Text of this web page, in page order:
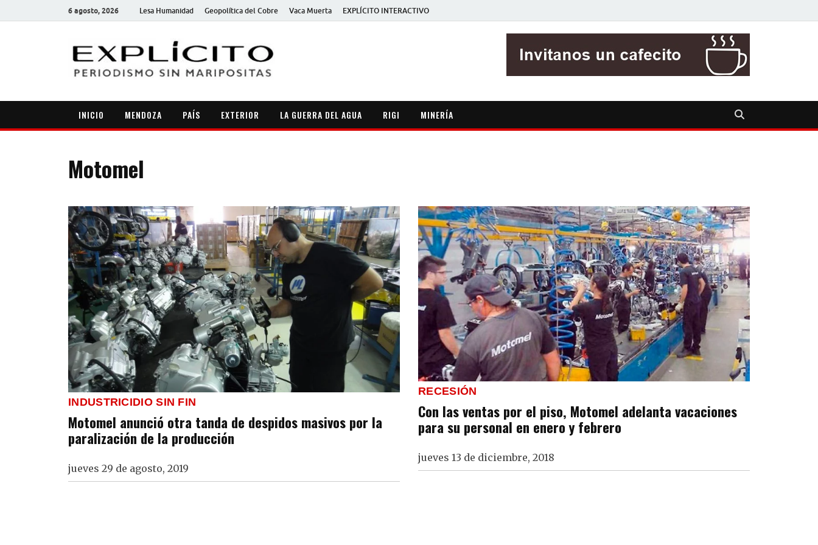
6 agosto, 2026 Lesa Humanidad Geopolítica del Cobre Vaca Muerta EXPLÍCITO INTERACTIVO
INICIO MENDOZA PAÍS EXTERIOR LA GUERRA DEL AGUA RIGI MINERÍA
Motomel
INDUSTRICIDIO SIN FIN
Motomel anunció otra tanda de despidos masivos por la
paralización de la producción
jueves 29 de agosto, 2019
RECESIÓN
Con las ventas por el piso, Motomel adelanta vacaciones
para su personal en enero y febrero
jueves 13 de diciembre, 2018